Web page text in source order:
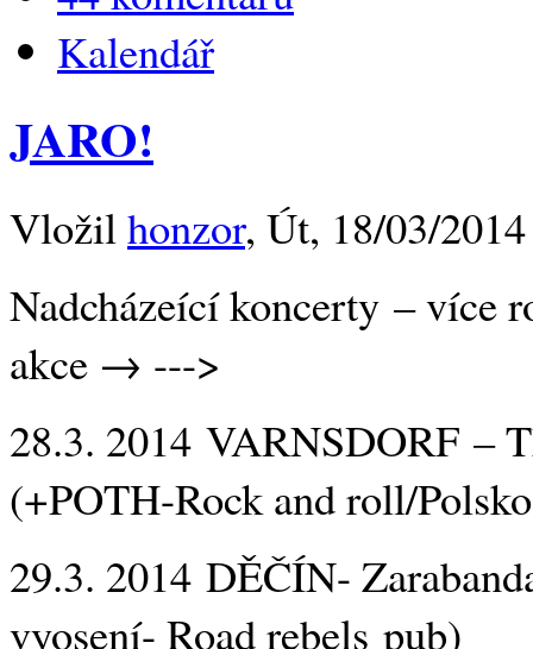
Kalendář
JARO!
Vložilhonzor, Út, 18/03/
Nadcházeící koncerty – více
akce → --->
28.3. 2014 VARNSDORF –
(+POTH-Rock and roll/
29.3. 2014 DĚČÍN-
vyosení- Road rebels pub)